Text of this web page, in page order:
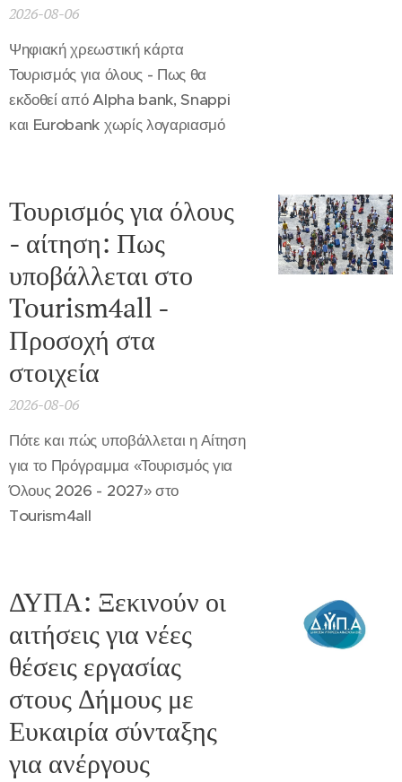
2026-08-06
Ψηφιακή χρεωστική κάρτα
Τουρισμός για όλους - Πως θα
εκδοθεί από Alpha bank, Snappi
και Eurobank χωρίς λογαριασμό
Τουρισμός για όλους
- αίτηση: Πως
υποβάλλεται στο
Tourism4all -
Προσοχή στα
στοιχεία
2026-08-06
Πότε και πώς υποβάλλεται η Αίτηση
για το Πρόγραμμα «Τουρισμός για
Όλους 2026 - 2027» στο
Tourism4all
ΔΥΠΑ: Ξεκινούν οι
αιτήσεις για νέες
θέσεις εργασίας
στους Δήμους με
Ευκαιρία σύνταξης
για ανέργους